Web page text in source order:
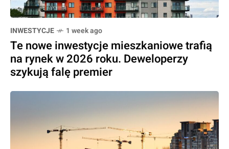
INWESTYCJE 1 week ago
Te nowe inwestycje mieszkaniowe trafią
na rynek w 2026 roku. Deweloperzy
szykują falę premier